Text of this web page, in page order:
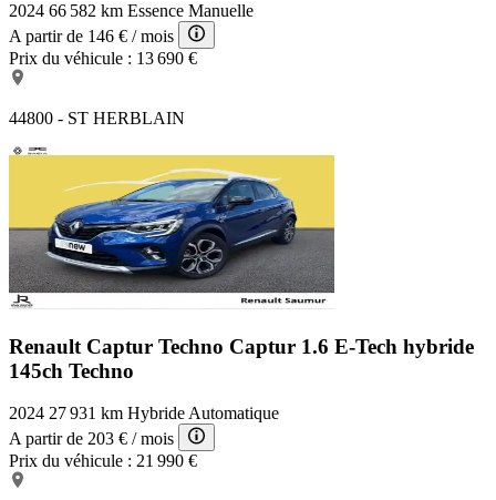
2024 66 582 km Essence Manuelle
A partir de 146 € / mois
Prix du véhicule : 13 690 €
44800 - ST HERBLAIN
Renault Captur Techno Captur 1.6 E-Tech hybride
145ch Techno
2024 27 931 km HybrideAutomatique
A partir de 203 € / mois
Prix du véhicule : 21 990 €